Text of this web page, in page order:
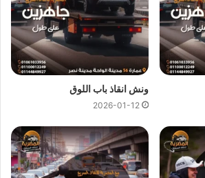
لكي نستطيع تقديم خدمات انقاذ
و اقل سعر لكي نصبحافضل ونش انقاذ في
في عابدينو جميع المحافظات.
تعتبر رمزية لاننا نمتلك دائماونش انقاذ
قريبة منك و نقدم خدماتنا باعلي جودة و
ونش المصرية لانقاذ السياراتلقد وفرنا
ونش انقاذ باب اللوق
2026-01-12